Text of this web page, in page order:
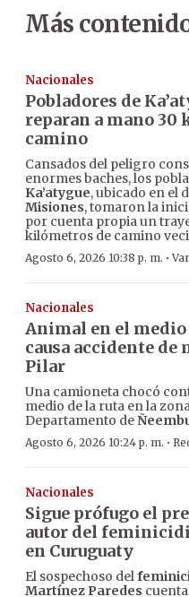
Más
Nacionales
Pobladores de
reparan a mano 30
camino
Cansados del peligro
enormes baches, los
Ka’atygue, ubicado en el
Misiones, tomaron la
por cuenta propia un
kilómetros de camino
Agosto 6, 2026 10:38 p. m. ·
Nacionales
Animal en el medio
causa accidente
Pilar
Una camioneta chocó
medio de la ruta en la
Departamento de
Agosto 6, 2026 10:24 p. m. ·
Nacionales
Sigue prófugo el
autor del
en Curuguaty
El sospechoso del
Martínez Paredes